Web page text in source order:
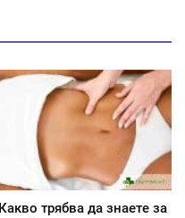
Какво трябва да знаете за